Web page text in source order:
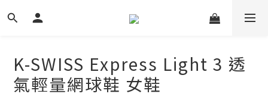
K-SWISS Express Light 3 透
氣輕量網球鞋 女鞋